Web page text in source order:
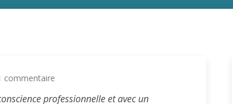
commentaire
professionnelle et avec un